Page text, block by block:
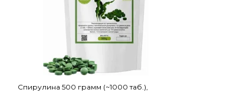
Спирулина 500 грамм (~1000 таб.),